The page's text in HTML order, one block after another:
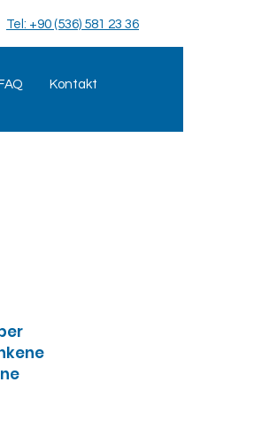
Tel: +90 (536) 581 23 36
FAQ Kontakt